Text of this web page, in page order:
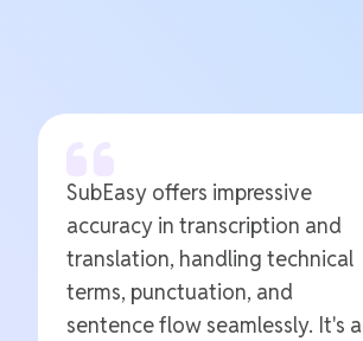
SubEasy offers impressive
accuracy in transcription and
translation, handling technical
terms, punctuation, and
sentence flow seamlessly. It's a